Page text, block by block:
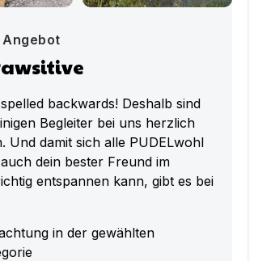
Angebot
backwards! Deshalb sind
Begleiter bei uns herzlich
Und damit sich alle PUDELwohl
dein bester Freund im
entspannen kann, gibt es bei
in der gewählten